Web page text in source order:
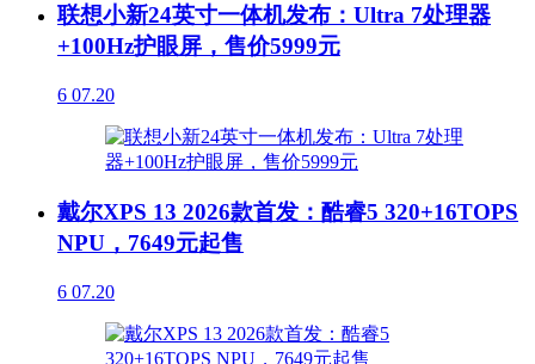
联想小新24英寸一体机发布：Ultra 7处理器
+100Hz护眼屏，售价5999元
6 07.20
戴尔XPS 13 2026款首发：酷睿5 320+16TOPS
NPU，7649元起售
6 07.20